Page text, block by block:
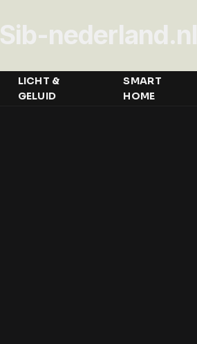
Sib-nederland.nl
LICHT &
GELUID
SMART
HOME